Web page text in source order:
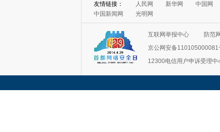
友情链接： 人民网 新华网
中国网
中国新闻网
光明网
互联网举报中心
防范
京公网安备110105000081
12300电信用户申诉受理中